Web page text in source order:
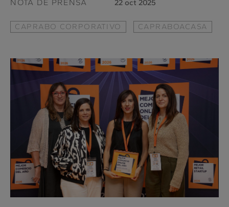
NOTA DE PRENSA 22 oct 2025
CAPRABO CORPORATIVO CAPRABOACASA